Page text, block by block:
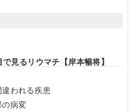
見るリウマチ【岸本暢将】
われる疾患
病変